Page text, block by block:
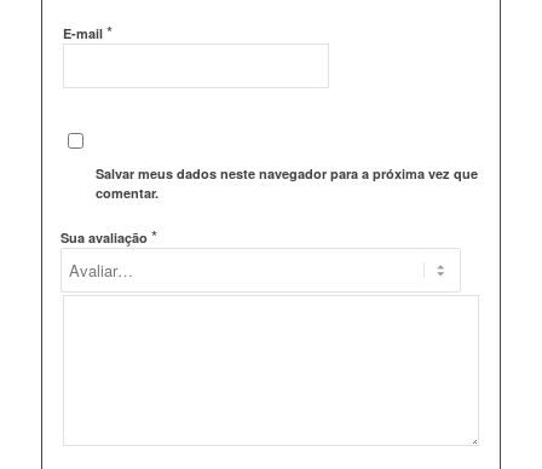
E-mail *
Salvar meus dados neste navegador para a próxima vez que eu
comentar.
Sua avaliação *